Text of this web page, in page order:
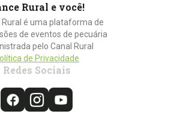
Rural e você!
Rural é uma plataforma de
de eventos de pecuária
pelo Canal Rural
de Privacidade
Redes Sociais